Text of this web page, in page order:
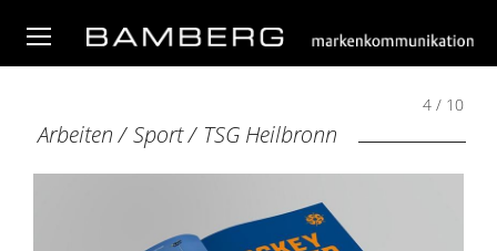
4 / 10
Arbeiten/Sport/ TSG Heilbronn